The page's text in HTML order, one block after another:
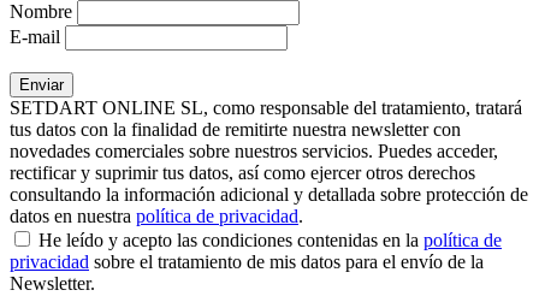
Nombre
E-mail
SETDART ONLINE SL, como responsable del tratamiento, tratará
tus datos con la finalidad de remitirte nuestra newsletter con
novedades comerciales sobre nuestros servicios. Puedes acceder,
rectificar y suprimir tus datos, así como ejercer otros derechos
consultando la información adicional y detallada sobre protección de
datos en nuestra política de privacidad.
He leído y acepto las condiciones contenidas en la política de
privacidad sobre el tratamiento de mis datos para el envío de la
Newsletter.